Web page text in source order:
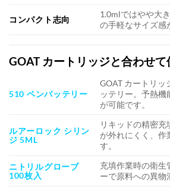
コンパクト志向
1.0mlではやや大
の手軽なサイズ感
GOAT カートリッジと合わせ
510 ペンバッテリー
GOAT カートリ
ッテリー。予熱機
が可能です。
ルアーロック シリン
ジ 5ML
リキッドの精密
が外れにくく、作
す。
ニトリルグローブ
100枚入
充填作業時の衛生
ーで原料への異物